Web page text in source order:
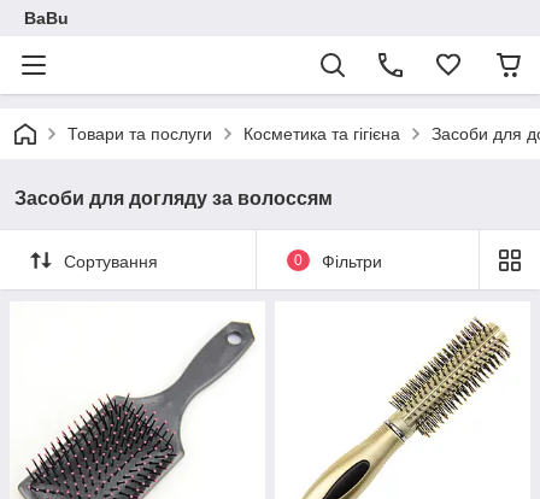
BaBu
Товари та послуги Косметика та гігієна Засоби для
Засоби для догляду за волоссям
Сортування 0 Фільтри